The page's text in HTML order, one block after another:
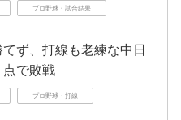
プロ野球・試合結果
ず、打線も老練な中日
点で敗戦
プロ野球・打線